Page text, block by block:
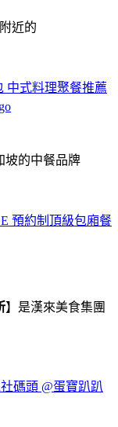
附近的
中式料理聚餐推薦
坡的中餐品牌
預約制頂級包廂餐
】是漢來美食集團
碼頭 @蛋寶趴趴